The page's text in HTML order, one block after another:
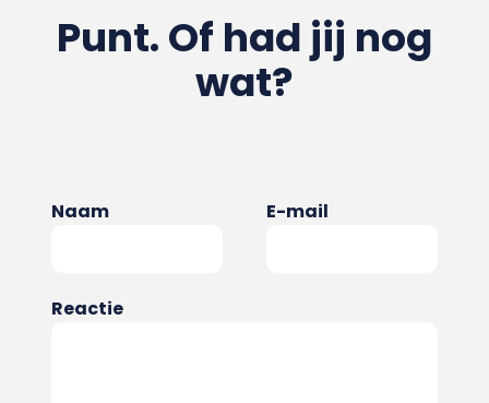
Punt. Of had jij nog
wat?
Naam E-mail
Reactie